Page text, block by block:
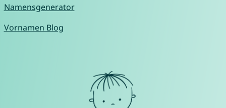
Namensgenerator
Vornamen Blog